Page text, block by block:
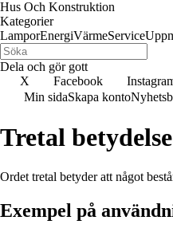
Hus Och Konstruktion
Kategorier
LamporEnergiVärmeService
Dela och gör gott
X
Facebook
Min sidaSkapa konto
Tretal betydelse
Ordet tretal betyder att något
Exempel på